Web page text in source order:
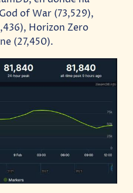
of War (73,529),
Horizon Zero
(27,450).